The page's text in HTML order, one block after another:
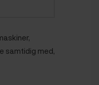
samtidig med,